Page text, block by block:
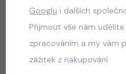
499 Kč
Squishy
Googlu i dalších
Přijmout vše nám
zpracováním a my vám
zážitek z nakupování.